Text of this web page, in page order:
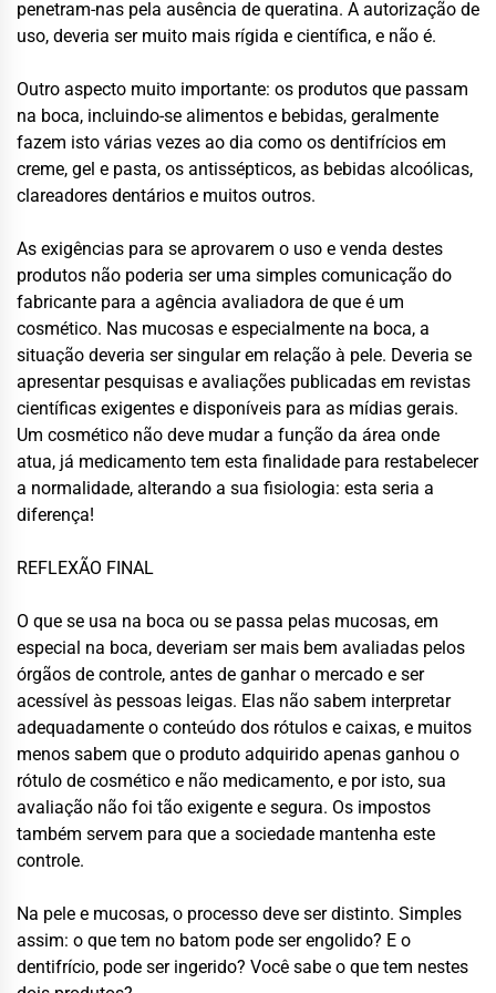
penetram-nas pela ausência de queratina. A autorização de
uso, deveria ser muito mais rígida e científica, e não é.
Outro aspecto muito importante: os produtos que passam
na boca, incluindo-se alimentos e bebidas, geralmente
fazem isto várias vezes ao dia como os dentifrícios em
creme, gel e pasta, os antissépticos, as bebidas alcoólicas,
clareadores dentários e muitos outros.
As exigências para se aprovarem o uso e venda destes
produtos não poderia ser uma simples comunicação do
fabricante para a agência avaliadora de que é um
cosmético. Nas mucosas e especialmente na boca, a
situação deveria ser singular em relação à pele. Deveria se
apresentar pesquisas e avaliações publicadas em revistas
científicas exigentes e disponíveis para as mídias gerais.
Um cosmético não deve mudar a função da área onde
atua, já medicamento tem esta finalidade para restabelecer
a normalidade, alterando a sua fisiologia: esta seria a
diferença!
REFLEXÃO FINAL
O que se usa na boca ou se passa pelas mucosas, em
especial na boca, deveriam ser mais bem avaliadas pelos
órgãos de controle, antes de ganhar o mercado e ser
acessível às pessoas leigas. Elas não sabem interpretar
adequadamente o conteúdo dos rótulos e caixas, e muitos
menos sabem que o produto adquirido apenas ganhou o
rótulo de cosmético e não medicamento, e por isto, sua
avaliação não foi tão exigente e segura. Os impostos
também servem para que a sociedade mantenha este
controle.
Na pele e mucosas, o processo deve ser distinto. Simples
assim: o que tem no batom pode ser engolido? E o
dentifrício, pode ser ingerido? Você sabe o que tem nestes